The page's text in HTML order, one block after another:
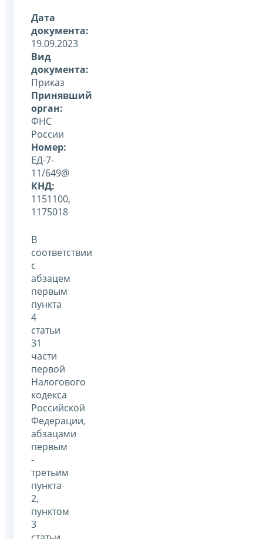
Дата
документа:
19.09.2023
Вид
документа:
Приказ
Принявший
орган:
ФНС
России
Номер:
ЕД-7-
11/649@
КНД:
1151100,
1175018
В
соответствии
с
абзацем
первым
пункта
4
статьи
31
части
первой
Налогового
кодекса
Российской
Федерации,
абзацами
первым
-
третьим
пункта
2,
пунктом
3